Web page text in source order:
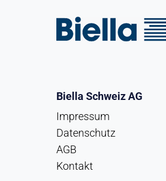
Biella Schweiz AG
Impressum
Datenschutz
AGB
Kontakt